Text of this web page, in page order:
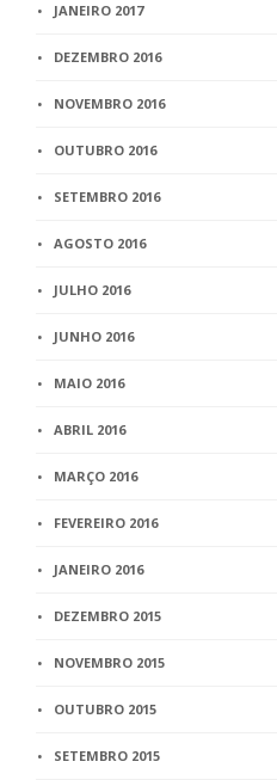
JANEIRO 2017
DEZEMBRO 2016
NOVEMBRO 2016
OUTUBRO 2016
SETEMBRO 2016
AGOSTO 2016
JULHO 2016
JUNHO 2016
MAIO 2016
ABRIL 2016
MARÇO 2016
FEVEREIRO 2016
JANEIRO 2016
DEZEMBRO 2015
NOVEMBRO 2015
OUTUBRO 2015
SETEMBRO 2015